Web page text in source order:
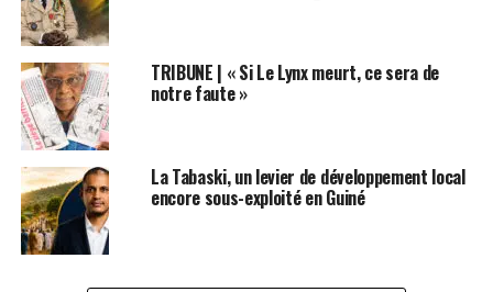
Post Views: 3 386
ETIQUETTES FEATURED
RPG ARC EN CIEL
SUIVANT
Transition: Colonel Mamadi Doumbouya prend un acte
fort dans la répression des crimes économiques
NE RATEZ PAS
TRIBUNE | « Si Le Lynx meurt, ce sera de
notre faute »
La Tabaski, un levier de développement local
encore sous-exploité en Guiné